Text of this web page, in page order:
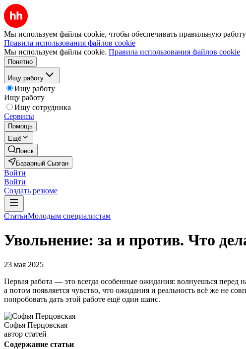
Мы используем файлы cookie, чтобы обеспечивать правильную
Правила использования файлов cookie
Мы используем файлы cookie. Правила использования файлов cookie
Понятно
Ищу работу
Ищу работу
Ищу работу
Ищу сотрудника
Сервисы
Помощь
Ещё
Поиск
Базарный Сызган
Войти
Войти
Создать резюме
СтатьиМолодым специалистам
Увольнение: за и против. Что
23 мая 2025
Первая работа — это всегда особенные ожидания: волнуешься перед
а потом появляется чувство, что ожидания и реальность всё же не
попробовать дать этой работе ещё один шанс.
Софья Перцовская
автор статей
Содержание статьи